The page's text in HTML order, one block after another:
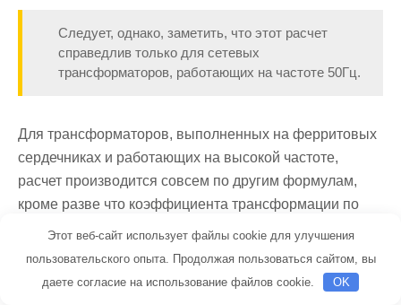
Следует, однако, заметить, что этот расчет
справедлив только для сетевых
трансформаторов, работающих на частоте 50Гц.
Для трансформаторов, выполненных на ферритовых
сердечниках и работающих на высокой частоте,
расчет производится совсем по другим формулам,
кроме разве что коэффициента трансформации по
формуле 1.
После того, как трансформатор рассчитан, намотан
Этот веб-сайт использует файлы cookie для улучшения
пользовательского опыта. Продолжая пользоваться сайтом, вы
даете согласие на использование файлов cookie.
OK